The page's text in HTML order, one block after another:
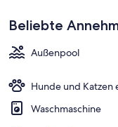
Beliebte
Außenpool
Hunde und Katzen
Waschmaschine